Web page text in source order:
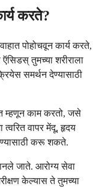
करते?
पोहोचवून कार्य करते,
तुमच्या शरीराला
समर्थन देण्यासाठी
म्हणून काम करतो, जसे
वापर मेंदू, हृदय
करू शकते.
जाते. आरोग्य सेवा
केल्यास ते तुमच्या